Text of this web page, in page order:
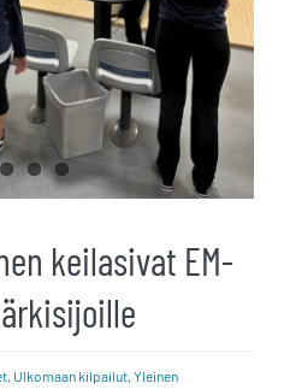
keilasivat EM-
, Ulkomaan kilpailut, Yleinen